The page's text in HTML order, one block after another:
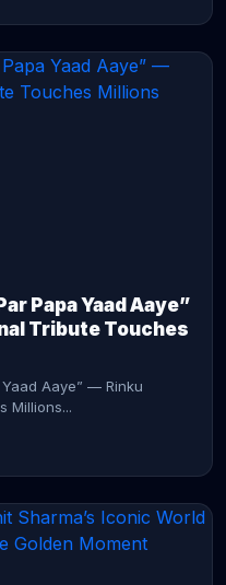
Papa Yaad Aaye”
Tribute Touches
Aaye” — Rinku
Millions...